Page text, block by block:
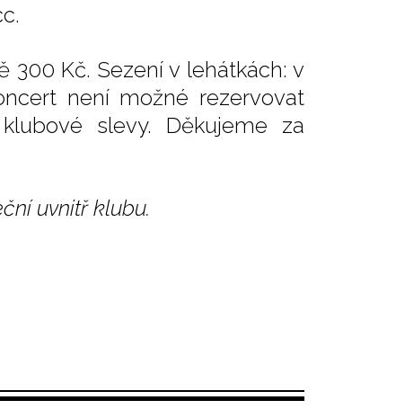
300 Kč. Sezení v lehátkách: v
není možné rezervovat
slevy. Děkujeme za
uvnitř klubu.